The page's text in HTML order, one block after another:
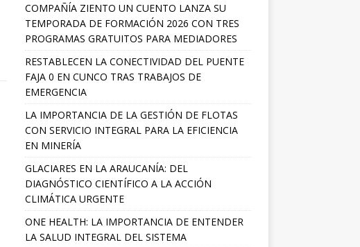
COMPAÑÍA ZIENTO UN CUENTO LANZA SU
TEMPORADA DE FORMACIÓN 2026 CON TRES
PROGRAMAS GRATUITOS PARA MEDIADORES
RESTABLECEN LA CONECTIVIDAD DEL PUENTE
FAJA 0 EN CUNCO TRAS TRABAJOS DE
EMERGENCIA
LA IMPORTANCIA DE LA GESTIÓN DE FLOTAS
CON SERVICIO INTEGRAL PARA LA EFICIENCIA
EN MINERÍA
GLACIARES EN LA ARAUCANÍA: DEL
DIAGNÓSTICO CIENTÍFICO A LA ACCIÓN
CLIMÁTICA URGENTE
ONE HEALTH: LA IMPORTANCIA DE ENTENDER
LA SALUD INTEGRAL DEL SISTEMA